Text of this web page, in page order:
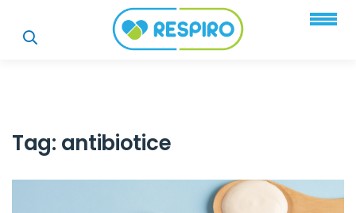
Tag: antibiotice